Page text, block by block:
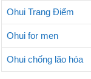
Ohui Trang Điểm
Ohui for men
Ohui chống lão hóa